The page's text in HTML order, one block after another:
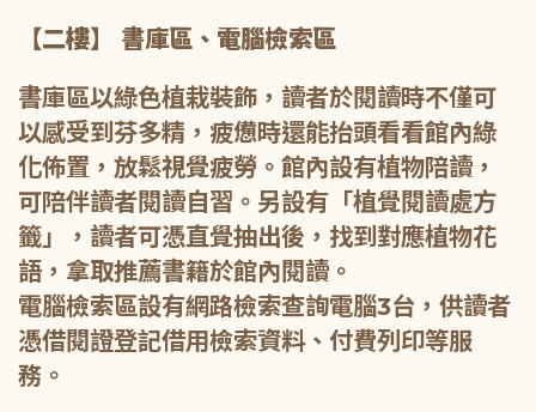
【二樓】 書庫區、電腦檢索區
書庫區以綠色植栽裝飾，讀者於閱讀時不僅可
以感受到芬多精，疲憊時還能抬頭看看館內綠
化佈置，放鬆視覺疲勞。館內設有植物陪讀，
可陪伴讀者閱讀自習。另設有「植覺閱讀處方
籤」，讀者可憑直覺抽出後，找到對應植物花
語，拿取推薦書籍於館內閱讀。
電腦檢索區設有網路檢索查詢電腦3台，供讀者
憑借閱證登記借用檢索資料、付費列印等服
務。